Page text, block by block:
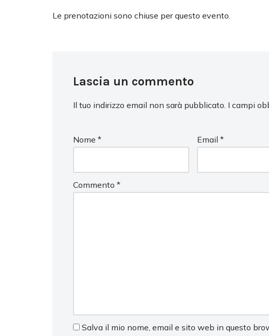
Le prenotazioni sono chiuse per questo evento.
Lascia un commento
Il tuo indirizzo email non sarà pubblicato. I campi
Nome * Email*
Commento *
Salva il mio nome, email e sito web in questo